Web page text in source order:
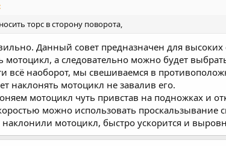
торс в сторону поворота,
Данный совет предназначен для высоких
а следовательно можно будет
всё наоборот, мы свешиваемся в
наклонять мотоцикл не завалив его.
мотоцикл чуть привстав на подножках и
можно использовать проскальзывание
мотоцикл, быстро ускорится и